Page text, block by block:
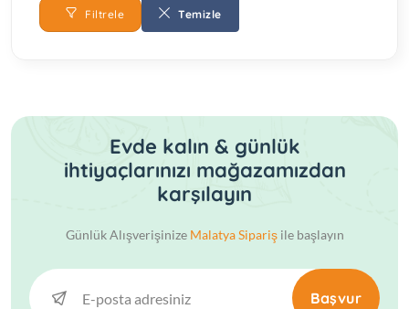
Filtrele Temizle
Evde kalın & günlük
ihtiyaçlarınızı mağazamızdan
karşılayın
Günlük Alışverişinize Malatya Siparişile başlayın
Başvur